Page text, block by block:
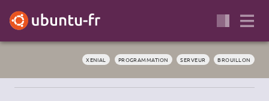
XENIAL PROGRAMMATION SERVEUR BROUILLON